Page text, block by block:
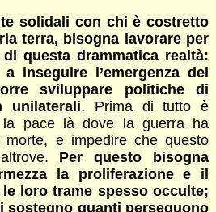
solidali con chi è costretto
terra, bisogna lavorare per
questa drammatica realtà:
inseguire l’emergenza del
sviluppare politiche di
unilaterali. Prima di tutto è
la pace là dove la guerra ha
morte, e impedire che questo
Per questo bisogna
la proliferazione e il
loro trame spesso occulte;
sostegno quanti perseguono